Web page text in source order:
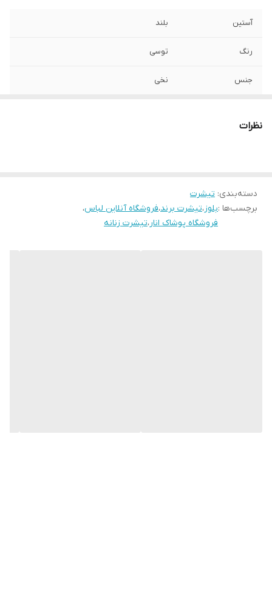
آستین بلند
رنگ توسی
جنس نخی
نظرات
دسته‌بندی: تیشرت
برچسب‌ها :بلوز،تیشرت برند،فروشگاه آنلاین لباس،
فروشگاه پوشاک انار،تیشرت زنانه